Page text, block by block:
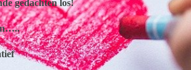
gedachten los!